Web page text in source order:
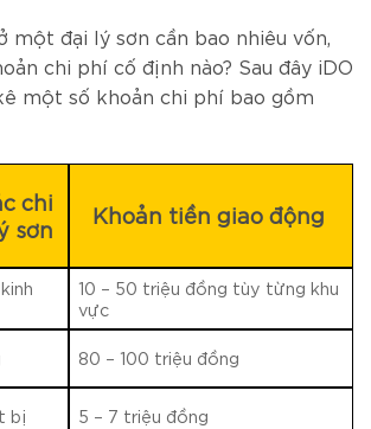
một đại lý sơn cần bao nhiêu vốn,
chi phí cố định nào? Sau đây iDO
một số khoản chi phí bao gồm
chi
sơn
Khoản tiền giao động
10 – 50 triệu đồng tùy từng khu
vực
80 – 100 triệu đồng
bị 5 – 7 triệu đồng